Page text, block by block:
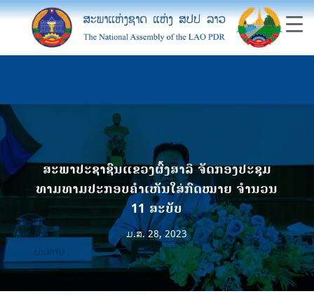
ສະພາປະຊາຊົນແຂວງຜົ້ງສາລີ ຈັດກອງປະຊຸມ
ທາມທາມປະກອບຄໍາເຫັນໃສ່ກົດໝາຍ ຈໍານວນ
11 ສະບັບ
ມ.ສ. 28, 2023